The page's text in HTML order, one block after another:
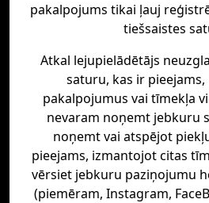
pakalpojums tikai ļauj
tiešsaistes
Atkal lejupielādētājs
saturu, kas ir
pakalpojumus vai tīmekļa
nevaram noņemt jebkuru
noņemt vai atspējot
pieejams, izmantojot citas
vērsiet jebkuru paziņojumu
(piemēram, Instagram,